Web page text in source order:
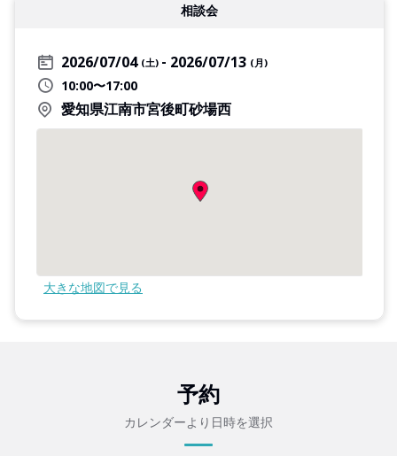
相談会
2026/07/04 (土) 2026/07/13 (月)
10:00〜17:00
愛知県江南市宮後町砂場西
大きな地図で見る
予約
カレンダーより日時を選択